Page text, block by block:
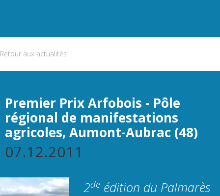
Retour aux actualités
Premier Prix Arfobois - Pôle
régional de manifestations
agricoles, Aumont-Aubrac (48)
07.12.2011
2de édition du Palmarès